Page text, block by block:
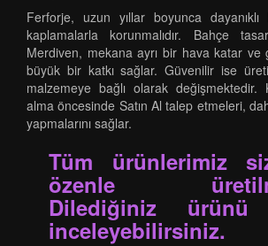
Ferforje, uzun yıllar boyunca
kaplamalarla korunmalıdır. Bahçe
Merdiven, mekana ayrı bir hava katar ve
büyük bir katkı sağlar. Güvenilir ise
malzemeye bağlı olarak değişmektedir.
alma öncesinde Satın Al talep etmeleri,
yapmalarını sağlar.
Tüm ürünlerimiz
özenle
Dilediğiniz ürünü
inceleyebilirsiniz.